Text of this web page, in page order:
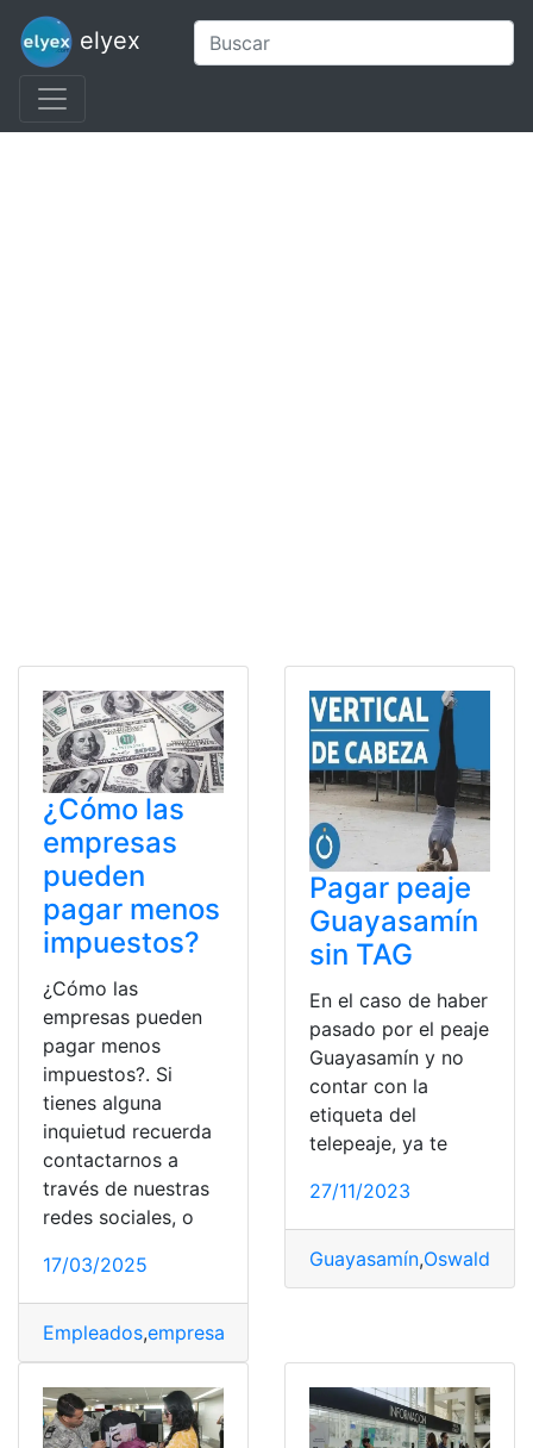
elyex
¿Cómo las
empresas
pueden
pagar menos
impuestos?
¿Cómo las
empresas pueden
pagar menos
impuestos?. Si
tienes alguna
inquietud recuerda
contactarnos a
través de nuestras
redes sociales, o
17/03/2025
Empleados,empresas
Pagar peaje
Guayasamín
sin TAG
En el caso de haber
pasado por el peaje
Guayasamín y no
contar con la
etiqueta del
telepeaje, ya te
27/11/2023
Guayasamín,Oswaldo